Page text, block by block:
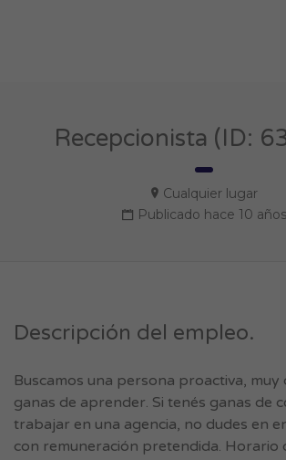
Recepcionista (ID:
Cualquier lugar
Publicado hace 10 años
Descripción del empleo.
Buscamos una persona proactiva,
ganas de aprender. Si tenés ganas de
trabajar en una agencia, no dudes en
con remuneración pretendida. Horario